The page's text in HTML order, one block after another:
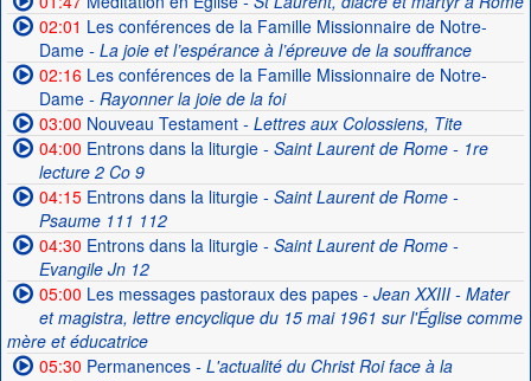
02:01 Les conférences de la Famille Missionnaire de Notre-
Dame- La joie et l’espérance à l’épreuve de la souffrance
02:16Les conférences de la Famille Missionnaire de Notre-
Dame- Rayonner la joie de la foi
03:00 Nouveau Testament- Lettres aux Colossiens, Tite
04:00 Entrons dans la liturgie- Saint Laurent de Rome - 1re
lecture 2 Co 9
04:15Entrons dans la liturgie- Saint Laurent de Rome -
Psaume 111 112
04:30 Entrons dans la liturgie- Saint Laurent de Rome -
Evangile Jn 12
05:00 Les messages pastoraux des papes- Jean XXIII - Mater
et magistra, lettre encyclique du 15 mai 1961 sur l'Église comme
mère et éducatrice
05:30 Permanences- L'actualité du Christ Roi face à la